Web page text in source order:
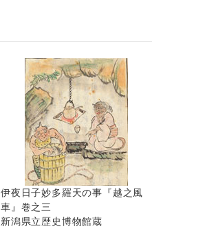
伊夜日子妙多羅天の事『越之風
車』巻之三
新潟県立歴史博物館蔵